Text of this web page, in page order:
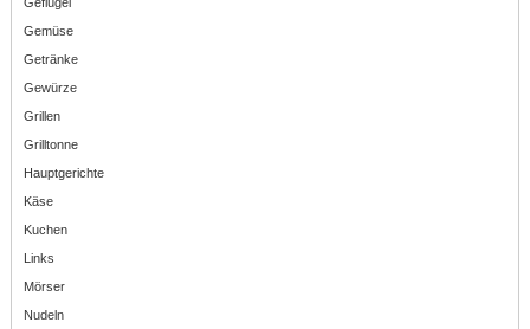
Gemüse
Getränke
Gewürze
Grillen
Grilltonne
Hauptgerichte
Käse
Kuchen
Links
Mörser
Nudeln